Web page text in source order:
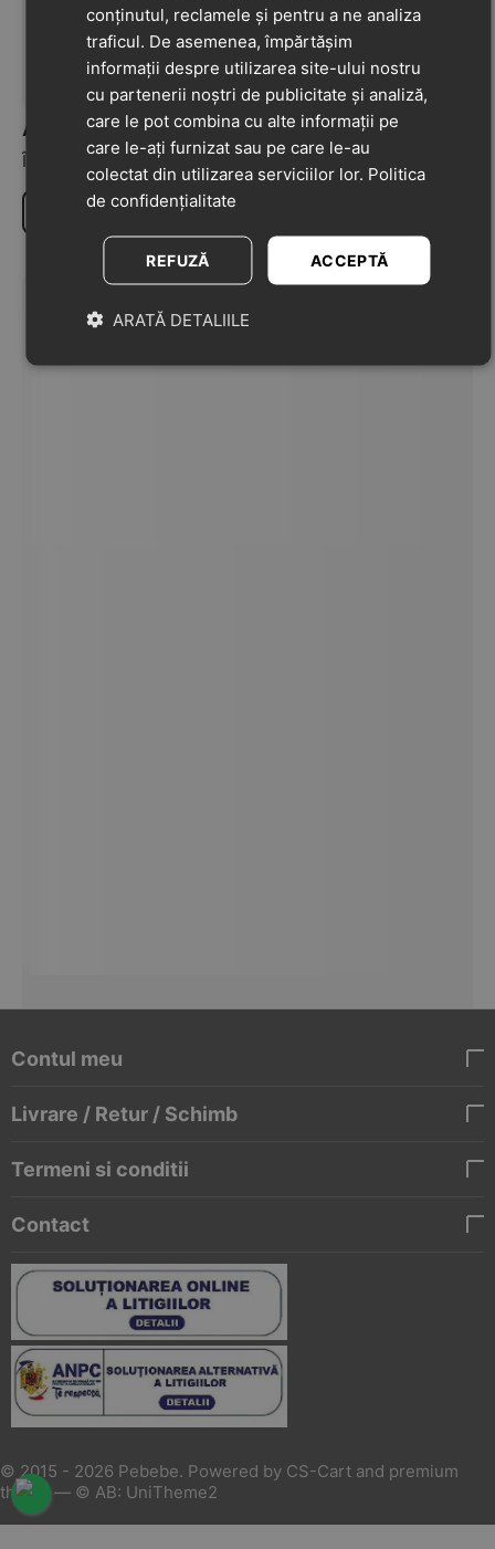
Nu au fost găsite recenzii
Adaugă o recenzie la acest produs
Împărtășiți-vă opiniile despre acest produs cu alți clienți
Scrie o recenzie
Contul meu
Livrare / Retur / Schimb
Termeni si conditii
Contact
© 2015 - 2026 Pebebe. Powered by CS-Cart and premium
theme — © AB: UniTheme2
conținutul, reclamele și pentru a ne analiza
traficul. De asemenea, împărtășim
informații despre utilizarea site-ului nostru
cu partenerii noștri de publicitate și analiză,
care le pot combina cu alte informații pe
care le-ați furnizat sau pe care le-au
colectat din utilizarea serviciilor lor. Politica
de confidențialitate
ACCEPTĂ
REFUZĂ
ARATĂ DETALIILE